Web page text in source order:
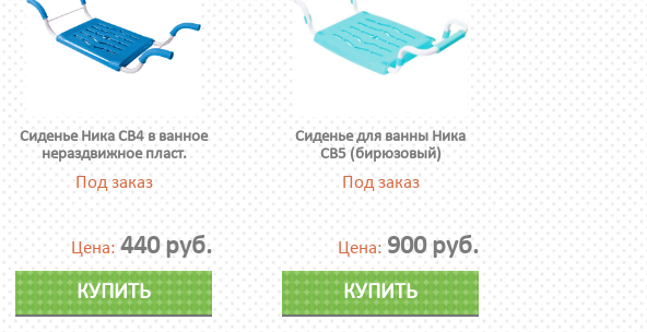
Сиденье Ника СВ4 в ванное
нераздвижное пласт.
Под заказ
Цена: 440 руб.
КУПИТЬ
Сиденье для ванны Ника
СВ5 (бирюзовый)
Под заказ
Цена: 900 руб.
КУПИТЬ